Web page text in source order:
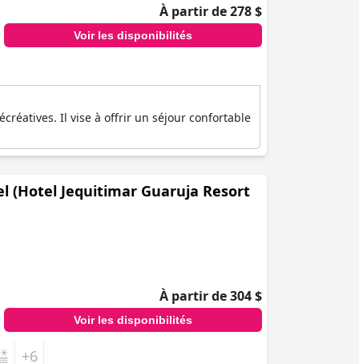
À partir de 278 $
Voir les disponibilités
Il vise à offrir un séjour confortable
(Hotel Jequitimar Guaruja Resort
À partir de 304 $
Voir les disponibilités
+6